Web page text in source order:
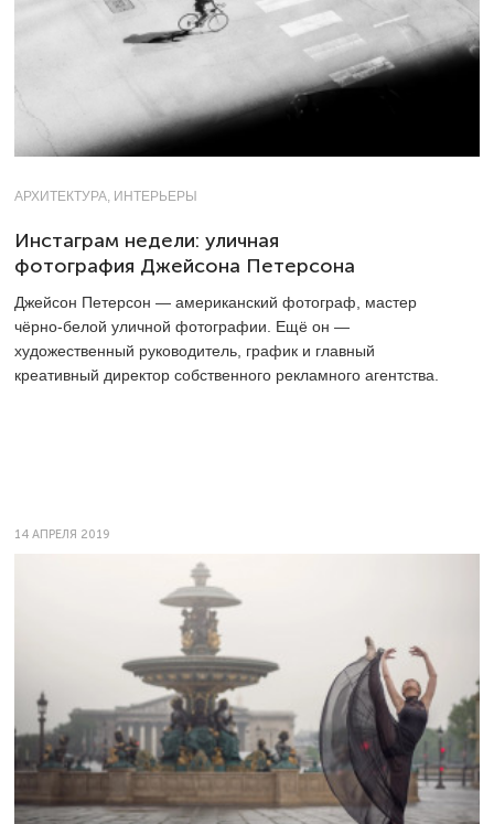
АРХИТЕКТУРА, ИНТЕРЬЕРЫ
Инстаграм недели: уличная
фотография Джейсона Петерсона
Джейсон Петерсон — американский фотограф, мастер
чёрно-белой уличной фотографии. Ещё он —
художественный руководитель, график и главный
креативный директор собственного рекламного агентства.
14 АПРЕЛЯ 2019